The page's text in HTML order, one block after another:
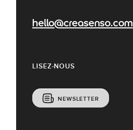
hello@creasenso.com
LISEZ-NOUS
NEWSLETTER